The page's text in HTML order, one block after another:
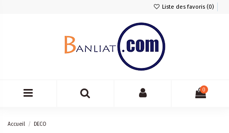
Liste des favoris (0)
0
Accueil DECO